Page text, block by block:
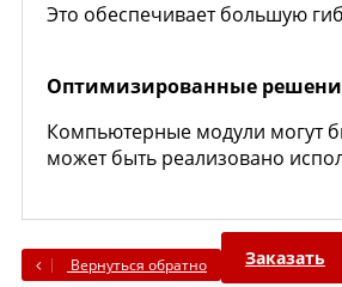
Это обеспечивает большую
Оптимизированные
Компьютерные модули могут
может быть реализовано
Вернуться обратно Заказать